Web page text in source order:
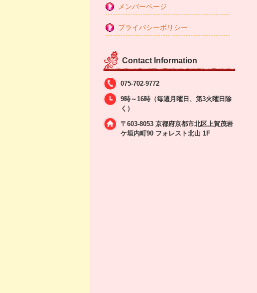
メンバーページ
プライバシーポリシー
Contact Information
075-702-9772
9時～16時（毎週月曜日、第3火曜日除
く）
〒603-8053 京都府京都市北区上賀茂岩
ケ垣内町90 フォレスト北山 1F